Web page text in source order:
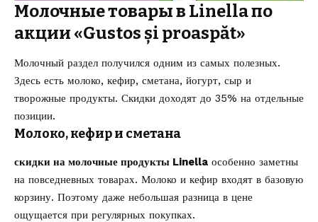
Молочные товары в Linella по
акции «Gustos și proaspăt»
Молочный раздел получился одним из самых полезных.
Здесь есть молоко, кефир, сметана, йогурт, сыр и
творожные продукты. Скидки доходят до 35% на отдельные
позиции.
Молоко, кефир и сметана
скидки на молочные продукты Linella особенно заметны
на повседневных товарах. Молоко и кефир входят в базовую
корзину. Поэтому даже небольшая разница в цене
ощущается при регулярных покупках.